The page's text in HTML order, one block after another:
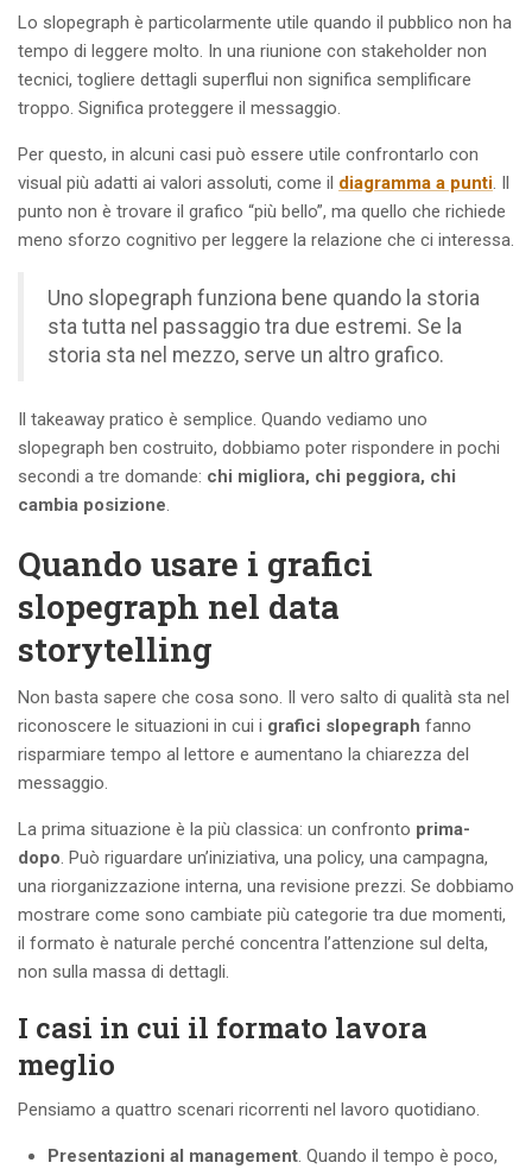
Lo slopegraph è particolarmente utile quando il pubblico non ha
tempo di leggere molto. In una riunione con stakeholder non
tecnici, togliere dettagli superflui non significa semplificare
troppo. Significa proteggere il messaggio.
Per questo, in alcuni casi può essere utile confrontarlo con
visual più adatti ai valori assoluti, come il diagramma a punti. Il
punto non è trovare il grafico “più bello”, ma quello che richiede
meno sforzo cognitivo per leggere la relazione che ci interessa.
Uno slopegraph funziona bene quando la storia
sta tutta nel passaggio tra due estremi. Se la
storia sta nel mezzo, serve un altro grafico.
Il takeaway pratico è semplice. Quando vediamo uno
slopegraph ben costruito, dobbiamo poter rispondere in pochi
secondi a tre domande: chi migliora, chi peggiora, chi
cambia posizione.
Quando usare i grafici
slopegraph nel data
storytelling
Non basta sapere che cosa sono. Il vero salto di qualità sta nel
riconoscere le situazioni in cui i grafici slopegraph fanno
risparmiare tempo al lettore e aumentano la chiarezza del
messaggio.
La prima situazione è la più classica: un confronto prima-
dopo. Può riguardare un’iniziativa, una policy, una campagna,
una riorganizzazione interna, una revisione prezzi. Se dobbiamo
mostrare come sono cambiate più categorie tra due momenti,
il formato è naturale perché concentra l’attenzione sul delta,
non sulla massa di dettagli.
I casi in cui il formato lavora
meglio
Pensiamo a quattro scenari ricorrenti nel lavoro quotidiano.
Presentazioni al management. Quando il tempo è poco,